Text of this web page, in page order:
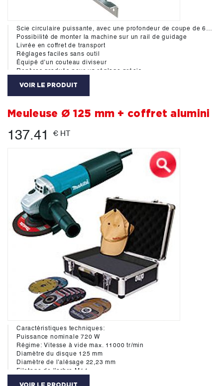
Scie circulaire puissante, avec une profondeur de coupe de 66 mm
Possibilité de monter la machine sur un rail de guidage
Livrée en coffret de transport
Réglages faciles sans outil
Équipé d’un couteau diviseur
Repères gradués pour un réglage précis
Livrée avec adaptateur pour aspirateur
Table de grande dimension
VOIR LE PRODUIT
Meuleuse Ø 125 mm + coffret alumini
137.41 € HT
Caractéristiques techniques:
Puissance nominale 720 W
Régime: Vitesse à vide max. 11000 tr/min
Diamètre du disque 125 mm
Diamètre de l'alésage 22,23 mm
Filetage de l'arbre M14